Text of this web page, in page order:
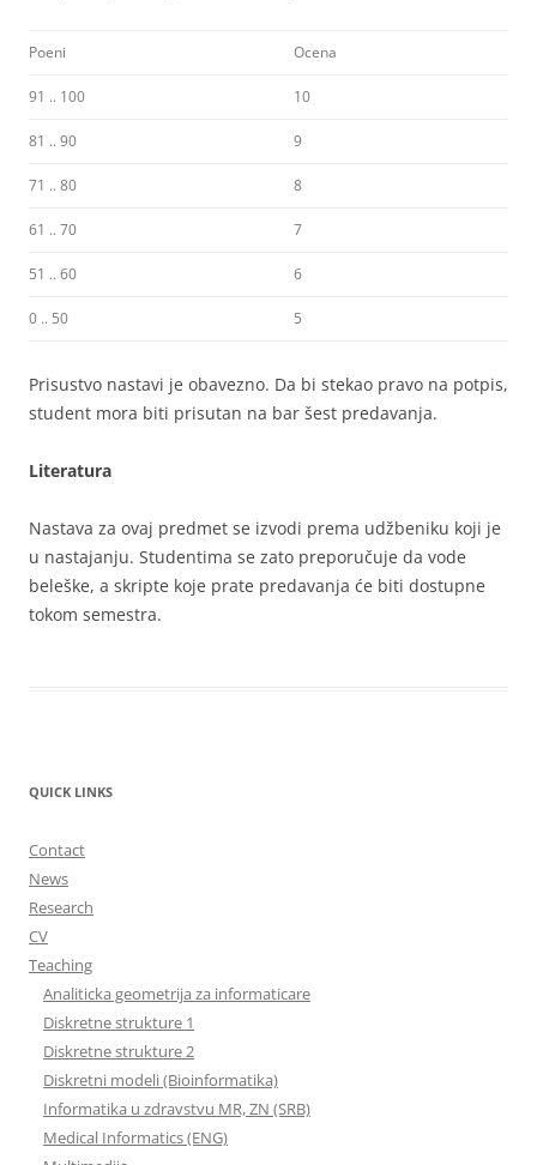
Poeni Ocena
91 .. 100 10
81 .. 90 9
71 .. 80 8
61 .. 70 7
51 .. 60 6
0 .. 50 5
Prisustvo nastavi je obavezno. Da bi stekao pravo na potpis,
student mora biti prisutan na bar šest predavanja.
Literatura
Nastava za ovaj predmet se izvodi prema udžbeniku koji je
u nastajanju. Studentima se zato preporučuje da vode
beleške, a skripte koje prate predavanja će biti dostupne
tokom semestra.
QUICK LINKS
Contact
News
Research
CV
Teaching
Analiticka geometrija za informaticare
Diskretne strukture 1
Diskretne strukture 2
Diskretni modeli (Bioinformatika)
Informatika u zdravstvu MR, ZN (SRB)
Medical Informatics (ENG)